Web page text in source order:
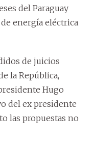
del Paraguay
energía eléctrica
de juicios
la República,
Hugo
del ex presidente
las propuestas no